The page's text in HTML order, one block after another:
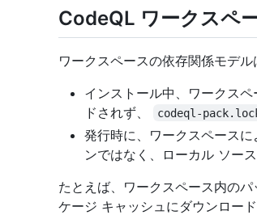
CodeQL ワークスペ
ワークスペースの依存関係モデ
インストール中、ワークス
ドされず、
codeql-
発行時に、ワークスペース
ンではなく、ローカル ソー
たとえば、ワークスペース内の
ケージ キャッシュにダウンロー